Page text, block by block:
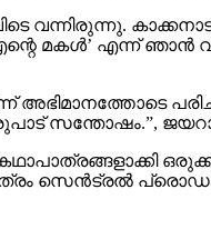
വന്നിരുന്നു.
മകൾ’ എന്ന്
അഭിമാനത്തോടെ
സന്തോഷം.”,
ചിത്രം സെൻട്രൽ